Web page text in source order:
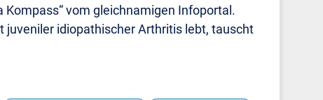
Kompass“ vom gleichnamigen Infoportal.
juveniler idiopathischer Arthritis lebt, tauscht